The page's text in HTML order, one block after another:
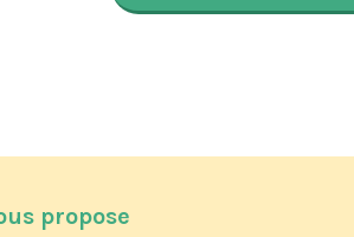
propose